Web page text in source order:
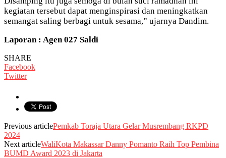
kegiatan tersebut dapat menginspirasi dan meningkatkan
semangat saling berbagi untuk sesama,” ujarnya Dandim.
Laporan : Agen 027 Saldi
SHARE
Facebook
Twitter
Previous articlePemkab Toraja Utara Gelar Musrembang RKPD
2024
Next articleWaliKota Makassar Danny Pomanto Raih Top Pembina
BUMD Award 2023 di Jakarta